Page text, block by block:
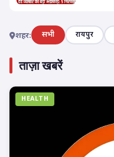
शहर: सभी रायपुर
ताज़ा खबरें
HEALTH